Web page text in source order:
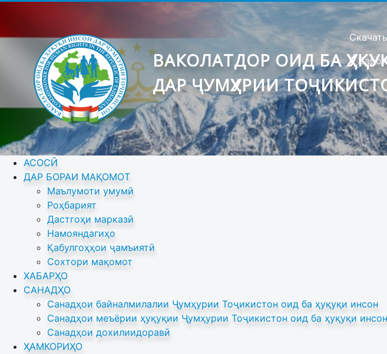
Барои
ВАКОЛАТДОР ОИД БА
ДАР ҶУМҲУРИИ
АСОСӢ
ДАР БОРАИ МАҚОМОТ
Маълумоти умумӣ
Роҳбарият
Дастгоҳи марказӣ
Намояндагиҳо
Қабулгоҳҳои ҷамъиятӣ
Сохтори мақомот
ХАБАРҲО
САНАДҲО
Санадҳои байналмилалии Ҷумҳурии Тоҷикистон оид ба ҳуқуқи инсон
Санадҳои меъёрии ҳуқуқии Ҷумҳурии Тоҷикистон оид ба ҳуқуқи инсон
Санадҳои дохилиидоравӣ
ҲАМКОРИҲО